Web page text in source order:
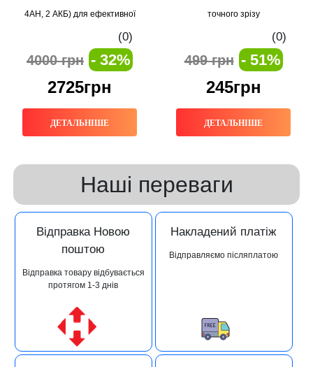
4AH, 2 АКБ) для ефективної
роботи на садовій ділянці
(0)
4000 грн - 32%
2725грн
ДЕТАЛЬНІШЕ
точного зрізу
(0)
499 грн - 51%
245грн
ДЕТАЛЬНІШЕ
Наші переваги
Відправка Новою
поштою
Відправка товару відбувається
протягом 1-3 днів
Накладений платіж
Відправляємо післяплатою